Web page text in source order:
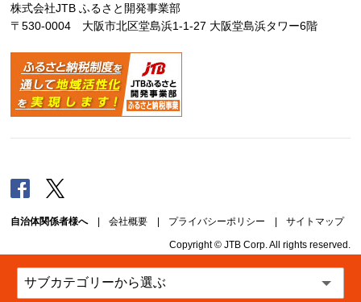
株式会社JTB ふるさと開発事業部
〒530-0004 大阪市北区堂島浜1-1-27 大阪堂島浜タワー6階
Facebook
自治体関係者様へ| 会社概要 | プライバシーポリシー | サイトマップ
Copyright © JTB Corp. All rights reserved.